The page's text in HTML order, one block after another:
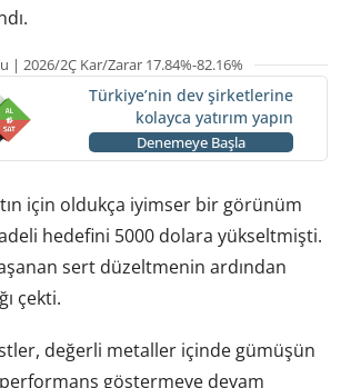
| 2026/2Ç Kar/Zarar 17.84%-82.16%
Türkiye’nin dev şirketlerine
kolayca yatırım yapın
Denemeye Başla
için oldukça iyimser bir görünüm
hedefini 5000 dolara yükseltmişti.
sert düzeltmenin ardından
çekti.
değerli metaller içinde gümüşün
göstermeye devam